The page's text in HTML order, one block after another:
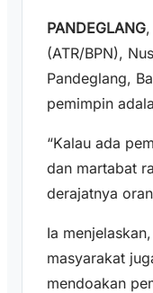
PANDEGLANG
(ATR/BPN),
Pandeglang,
pemimpin
“Kalau ada
dan martabat
derajatnya
Ia
masyarakat
mendoakan